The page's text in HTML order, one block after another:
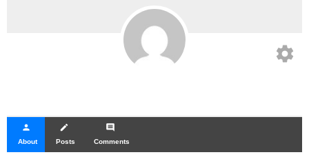
settings
person
About
create
Posts
comment
Comments